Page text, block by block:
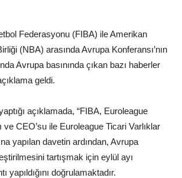
Federasyonu (FIBA) ile Amerikan
(NBA) arasında Avrupa Konferansı’nın
Avrupa basınında çıkan bazı haberler
geldi.
açıklamada, “FIBA, Euroleague
ve CEO’su ile Euroleague Ticari Varlıklar
yapılan davetin ardından, Avrupa
tartışmak için eylül ayı
yapıldığını doğrulamaktadır.